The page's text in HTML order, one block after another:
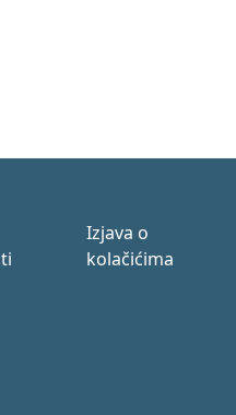
Izjava o
kolačićima